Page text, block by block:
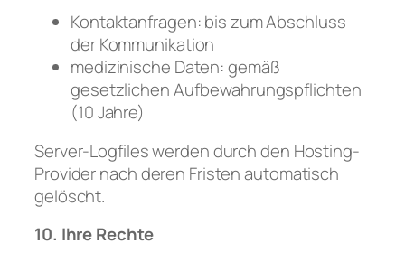
Kontaktanfragen: bis zum Abschluss
der Kommunikation
medizinische Daten: gemäß
gesetzlichen Aufbewahrungspflichten
(10 Jahre)
Server-Logfiles werden durch den Hosting-
Provider nach deren Fristen automatisch
gelöscht.
10. Ihre Rechte